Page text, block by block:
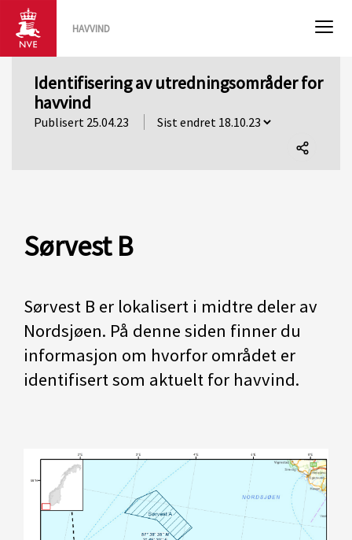
HAVVIND
Identifisering av utredningsområder for
havvind
Publisert 25.04.23
Sørvest B
Sørvest B er lokalisert i midtre deler av
Nordsjøen. På denne siden finner du
informasjon om hvorfor området er
identifisert som aktuelt for havvind.